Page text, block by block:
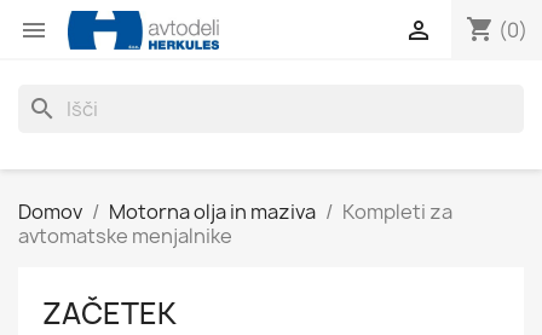
 shopping_cart (0)

search
Domov Motorna olja in maziva
Kompleti za
avtomatske menjalnike
ZAČETEK